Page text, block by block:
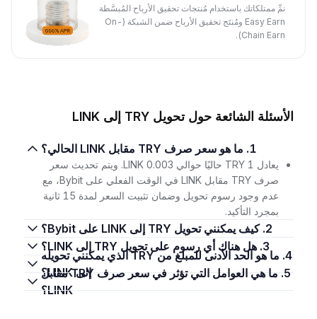
نمِّ ممتلكاتك باستخدام مُنتجات تحقيق الأرباح المُبسَّطة
Easy Earn ومُنتَج تحقيق الأرباح ضمن الشبكة (On-
Chain Earn).
الأسئلة الشائعة حول تحويل TRY إلى LINK
1. ما هو سعر صرف TRY مقابل LINK الحالي؟
يعادل 1 TRY حاليًا حوالي 0.003 LINK. ويتم تحديث سعر
صرف TRY مقابل LINK في الوقت الفعلي على Bybit، مع
عدم وجود رسوم تحويل وضمان تثبيت السعر لمدة 15 ثانية
بمجرد التأكيد.
2. كيف يمكنني تحويل TRY إلى LINK على Bybit؟
3. هل هناك أي رسوم على تحويل TRY إلى LINK؟
4. ما هو الحد الأدنى للمبلغ من TRY الذي يمكنني تحويله
إلى LINK؟5. ما هي العوامل التي تؤثر في سعر صرف TRY مقابل
LINK؟